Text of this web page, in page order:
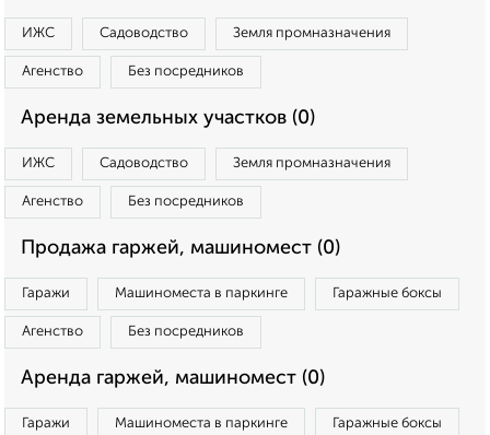
ИЖС Садоводство Земля промназначения
Агенство Без посредников
Аренда земельных участков (0)
ИЖС Садоводство Земля промназначения
Агенство Без посредников
Продажа гаржей, машиномест (0)
Гаражи Машиноместа в паркинге Гаражные боксы
Агенство Без посредников
Аренда гаржей, машиномест (0)
Гаражи Машиноместа в паркинге Гаражные боксы